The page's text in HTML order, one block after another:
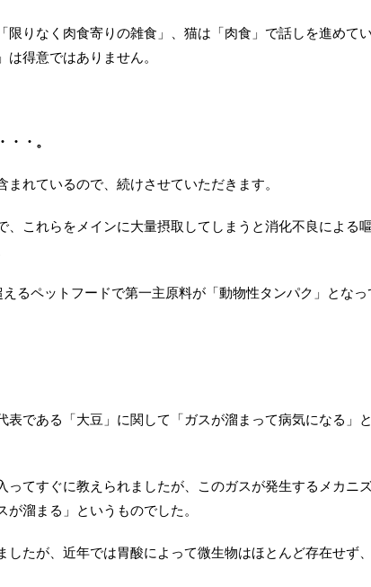
限りなく肉食寄りの雑食」、猫は「肉食」で話しを進めて
得意ではありません。
・。
れているので、続けさせていただきます。
、これらをメインに大量摂取してしまうと消化不良による
るペットフードで第一主原料が「動物性タンパク」となっ
である「大豆」に関して「ガスが溜まって病気になる」
てすぐに教えられましたが、このガスが発生するメカニ
溜まる」というものでした。
たが、近年では胃酸によって微生物はほとんど存在せず